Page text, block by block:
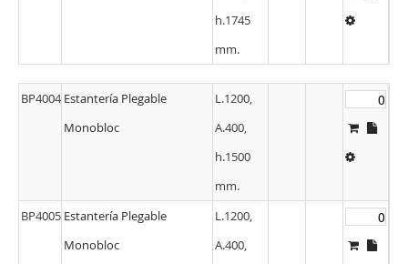
h.1745
mm.
BP4004 Estantería Plegable
Monobloc
L.1200,
A.400,
h.1500
mm.
BP4005 Estantería Plegable
Monobloc
L.1200,
A.400,